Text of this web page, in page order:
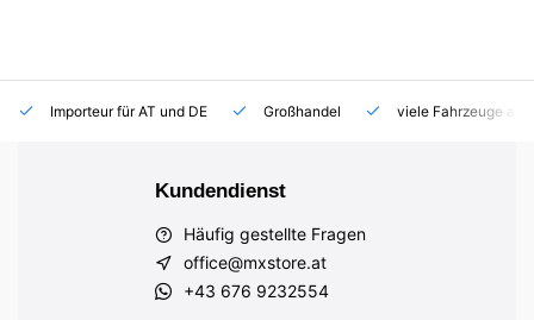
Importeur für AT und DE Großhandel viele Fahrzeuge auf
Kundendienst
Häufig gestellte Fragen
office@mxstore.at
+43 676 9232554